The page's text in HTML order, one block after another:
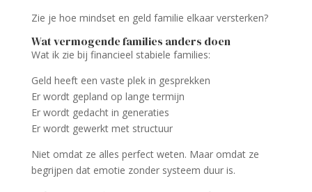
Zie je hoe mindset en geld familie elkaar versterken?
Wat vermogende families anders doen
Wat ik zie bij financieel stabiele families:
Geld heeft een vaste plek in gesprekken
Er wordt gepland op lange termijn
Er wordt gedacht in generaties
Er wordt gewerkt met structuur
Niet omdat ze alles perfect weten. Maar omdat ze
begrijpen dat emotie zonder systeem duur is.